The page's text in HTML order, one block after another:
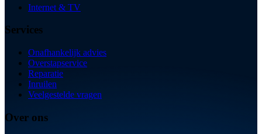
Internet & TV
Services
Onafhankelijk advies
Overstapservice
Reparatie
Inruilen
Veelgestelde vragen
Over ons